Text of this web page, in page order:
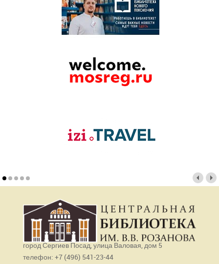
город Сергиев Посад, улица Валовая, дом 5
телефон: +7 (496) 541-23-44